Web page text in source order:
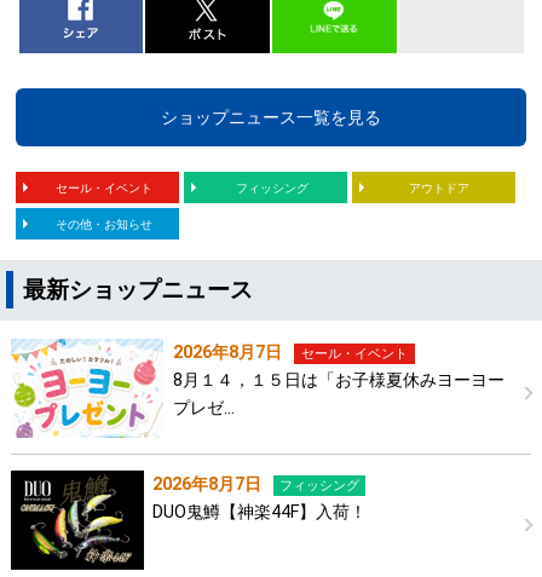
ショップニュース一覧を見る
セール・イベント フィッシング アウトドア
その他・お知らせ
最新ショップニュース
2026年8月7日 セール・イベント
8月１４，１５日は「お子様夏休みヨーヨー
プレゼ…
2026年8月7日 フィッシング
DUO鬼鱒【神楽44F】入荷！